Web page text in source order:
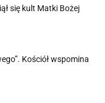
się kult Matki Bożej
Kościół wspomina